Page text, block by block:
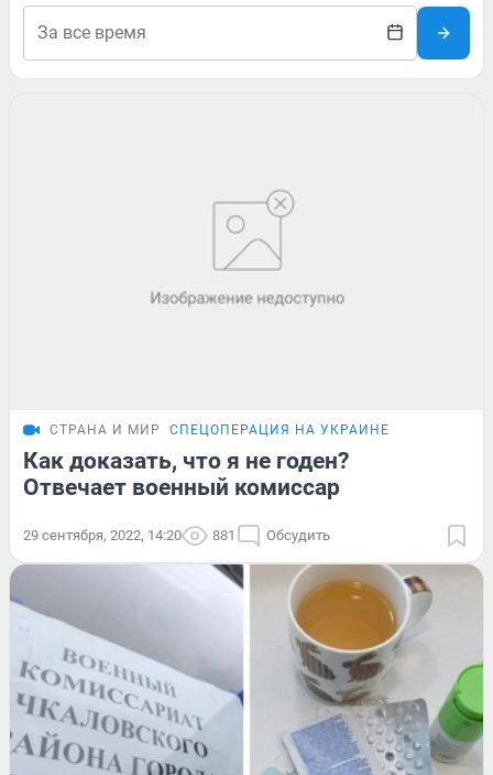
СТРАНА И МИР СПЕЦОПЕРАЦИЯ НА УКРАИНЕ
Как доказать, что я не годен?
Отвечает военный комиссар
29 сентября, 2022, 14:20 881 Обсудить